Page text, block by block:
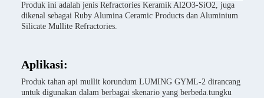
Produk ini adalah jenis Refractories Keramik Al2O3-SiO2, juga
dikenal sebagai Ruby Alumina Ceramic Products dan Aluminium
Silicate Mullite Refractories.
Aplikasi:
Produk tahan api mullit korundum LUMING GYML-2 dirancang
untuk digunakan dalam berbagai skenario yang berbeda.tungku